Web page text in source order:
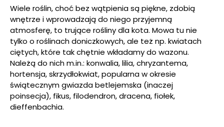
Wiele roślin, choć bez wątpienia są piękne, zdobią
wnętrze i wprowadzają do niego przyjemną
atmosferę, to trujące rośliny dla kota. Mowa tu nie
tylko o roślinach doniczkowych, ale też np. kwiatach
ciętych, które tak chętnie wkładamy do wazonu.
Należą do nich m.in.: konwalia, lilia, chryzantema,
hortensja, skrzydłokwiat, popularna w okresie
świątecznym gwiazda betlejemska (inaczej
poinsecja), fikus, filodendron, dracena, fiołek,
dieffenbachia.